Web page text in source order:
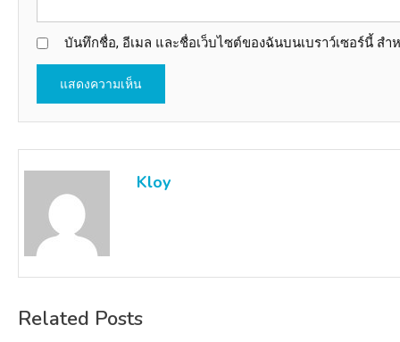
บันทึกชื่อ, อีเมล และชื่อเว็บไซต์ของฉันบนเบราว์เซอร์นี้ ส
Kloy
Related Posts